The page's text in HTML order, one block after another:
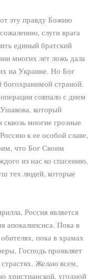
эту правду Божию
слуги врага
единый братский
многих лет ложь дала
на Украине. Но Бог
богохранимой страной.
совпало с днем
который
многие грозные
к ее особой славе,
что Бог Своим
из нас ко спасению,
тех людей, которые
Россия является
апокалипсиса. Пока в
пока в храмах
Господь проявляет
Желаю всем,
христианской, угодной